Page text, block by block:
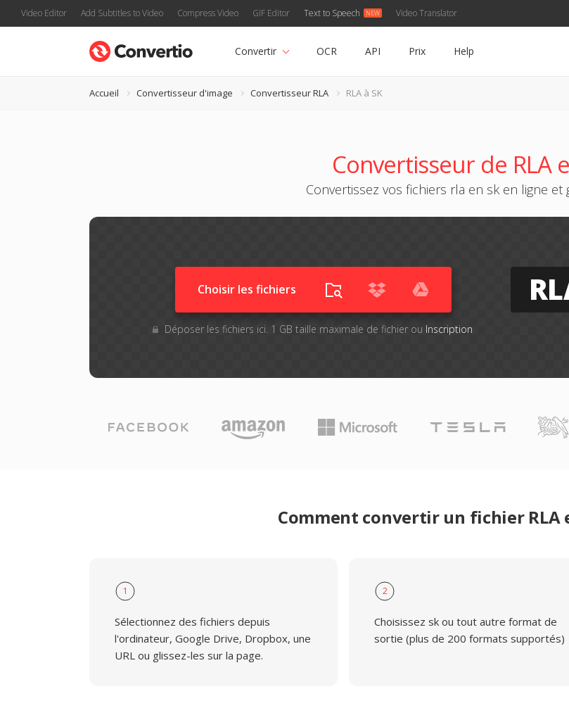
Video Editor Add Subtitles to Video Compress Video GIF Editor Text to Speech Video Translator
Convertir OCR API Prix Help
Accueil Convertisseur d'image Convertisseur RLA RLA à SK
Convertisseur de RLA
Convertissez vos fichiers rla en sk en ligne et
Choisir les fichiers
Déposer les fichiers ici. 1 GB taille maximale de fichier ou Inscription
Comment convertir un fichier RLA
1
Sélectionnez des fichiers depuis
l'ordinateur, Google Drive, Dropbox, une
URL ou glissez-les sur la page.
2
Choisissez sk ou tout autre format de
sortie (plus de 200 formats supportés)